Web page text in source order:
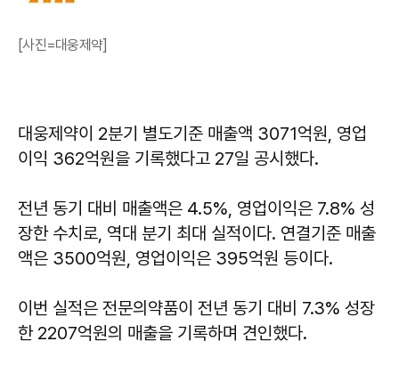
[사진=대웅제약]
대웅제약이 2분기 별도기준 매출액 3071억원, 영업
이익 362억원을 기록했다고 27일 공시했다.
전년 동기 대비 매출액은 4.5%, 영업이익은 7.8% 성
장한 수치로, 역대 분기 최대 실적이다. 연결기준 매출
액은 3500억원, 영업이익은 395억원 등이다.
이번 실적은 전문의약품이 전년 동기 대비 7.3% 성장
한 2207억원의 매출을 기록하며 견인했다.